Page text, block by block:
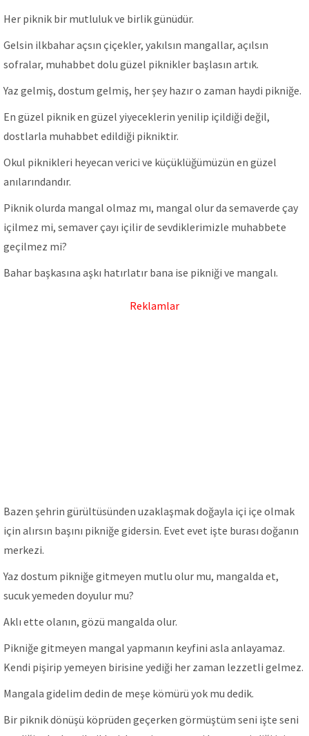
Her piknik bir mutluluk ve birlik günüdür.
Gelsin ilkbahar açsın çiçekler, yakılsın mangallar, açılsın
sofralar, muhabbet dolu güzel piknikler başlasın artık.
Yaz gelmiş, dostum gelmiş, her şey hazır o zaman haydi pikniğe.
En güzel piknik en güzel yiyeceklerin yenilip içildiği değil,
dostlarla muhabbet edildiği pikniktir.
Okul piknikleri heyecan verici ve küçüklüğümüzün en güzel
anılarındandır.
Piknik olurda mangal olmaz mı, mangal olur da semaverde çay
içilmez mi, semaver çayı içilir de sevdiklerimizle muhabbete
geçilmez mi?
Bahar başkasına aşkı hatırlatır bana ise pikniği ve mangalı.
Reklamlar
Bazen şehrin gürültüsünden uzaklaşmak doğayla içi içe olmak
için alırsın başını pikniğe gidersin. Evet evet işte burası doğanın
merkezi.
Yaz dostum pikniğe gitmeyen mutlu olur mu, mangalda et,
sucuk yemeden doyulur mu?
Aklı ette olanın, gözü mangalda olur.
Pikniğe gitmeyen mangal yapmanın keyfini asla anlayamaz.
Kendi pişirip yemeyen birisine yediği her zaman lezzetli gelmez.
Mangala gidelim dedin de meşe kömürü yok mu dedik.
Bir piknik dönüşü köprüden geçerken görmüştüm seni işte seni